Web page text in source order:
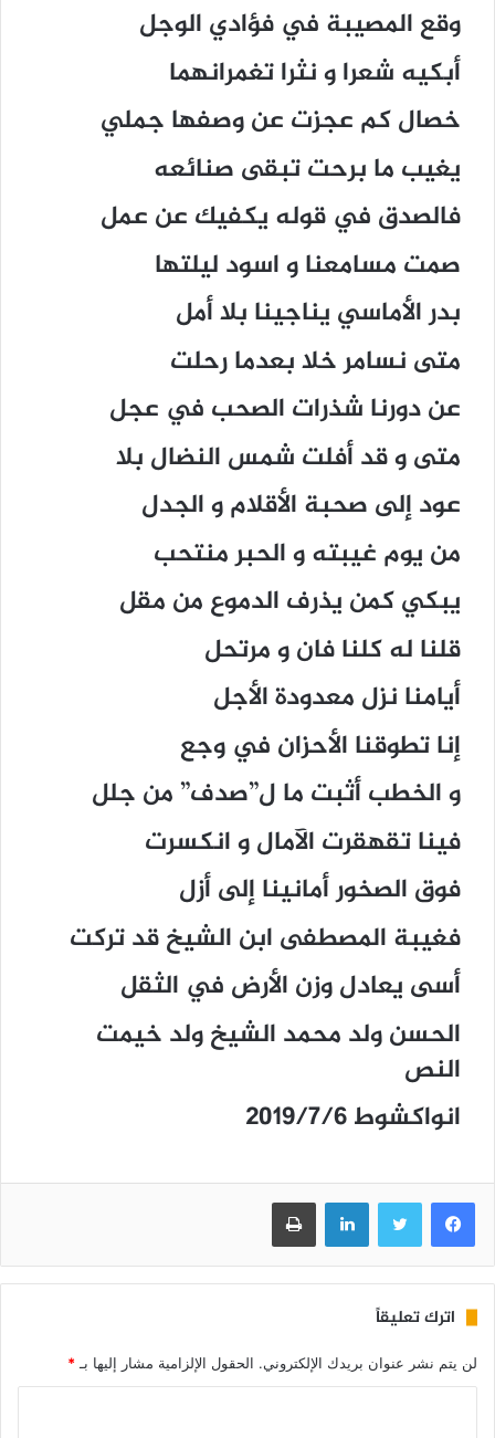
وقع المصيبة في فؤادي الوجل
أبكيه شعرا و نثرا تغمرانهما
خصال كم عجزت عن وصفها جملي
يغيب ما برحت تبقى صنائعه
فالصدق في قوله يكفيك عن عمل
صمت مسامعنا و اسود ليلتها
بدر الأماسي يناجينا بلا أمل
متى نسامر خلا بعدما رحلت
عن دورنا شذرات الصحب في عجل
متى و قد أفلت شمس النضال بلا
عود إلى صحبة الأقلام و الجدل
من يوم غيبته و الحبر منتحب
يبكي كمن يذرف الدموع من مقل
قلنا له كلنا فان و مرتحل
أيامنا نزل معدودة الأجل
إنا تطوقنا الأحزان في وجع
و الخطب أثبت ما ل”صدف” من جلل
فينا تقهقرت الآمال و انكسرت
فوق الصخور أمانينا إلى أزل
فغيبة المصطفى ابن الشيخ قد تركت
أسى يعادل وزن الأرض في الثقل
الحسن ولد محمد الشيخ ولد خيمت
النص
انواكشوط 2019/7/6
فيسبوك تويتر لينكدإن طباعة
اترك تعليقاً
لن يتم نشر عنوان بريدك الإلكتروني. الحقول الإلزامية مشار إليها بـ *